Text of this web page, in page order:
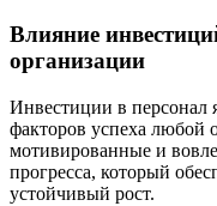
Влияние
организации
Инвестиции в персонал
факторов успеха любой
мотивированные и
прогресса, который
устойчивый рост.